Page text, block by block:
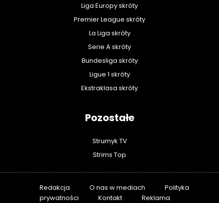
Liga Europy skróty
Premier League skróty
La Liga skróty
Serie A skróty
Bundesliga skróty
Ligue 1 skróty
Ekstraklasa skróty
Pozostałe
Strumyk TV
Strims Top
Redakcja O nas w mediach
Polityka
prywatności
Kontakt Reklama